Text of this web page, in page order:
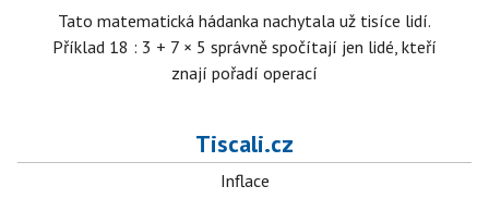
Tato matematická hádanka nachytala už tisíce lidí.
Příklad 18 : 3 + 7 × 5 správně spočítají jen lidé, kteří
znají pořadí operací
Tiscali.cz
Inflace